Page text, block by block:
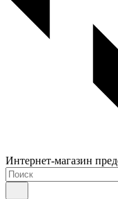
Интернет-магазин